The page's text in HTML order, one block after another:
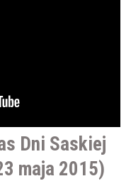
Dni Saskiej
maja 2015)